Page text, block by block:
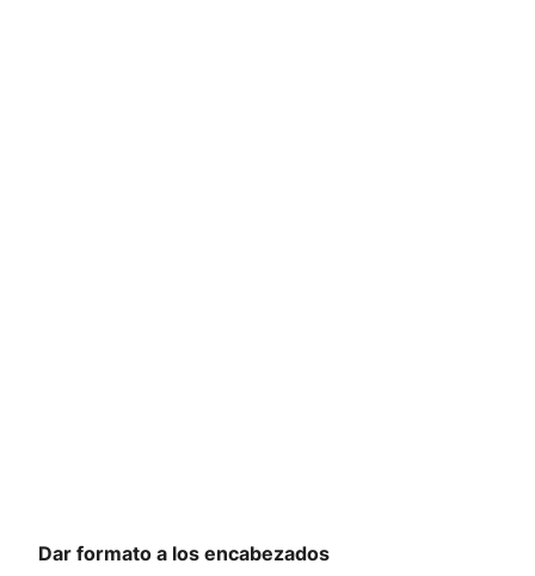
Dar formato a los encabezados